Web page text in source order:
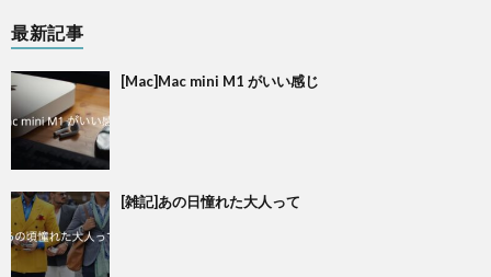
最新記事
[Mac]Mac mini M1 がいい感じ
[雑記]あの日憧れた大人って